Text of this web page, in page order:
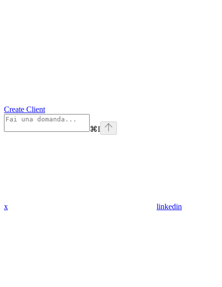
Create Client
⌘I
x linkedin